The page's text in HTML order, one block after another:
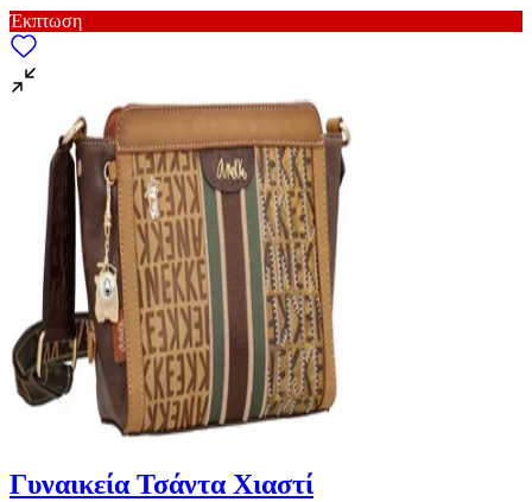
Έκπτωση
Γυναικεία Τσάντα Χιαστί